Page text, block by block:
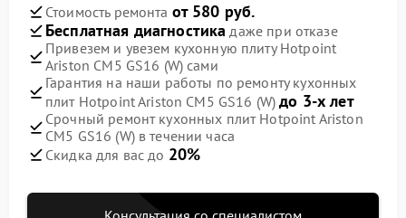
Стоимость ремонта от 580 руб.
Бесплатная диагностика даже при отказе
Привезем и увезем кухонную плиту Hotpoint
Ariston CM5 GS16 (W) сами
Гарантия на наши работы по ремонту кухонных
плит Hotpoint Ariston CM5 GS16 (W)до 3-х лет
Срочный ремонт кухонных плит Hotpoint Ariston
CM5 GS16 (W) в течении часа
Скидка для вас до 20%